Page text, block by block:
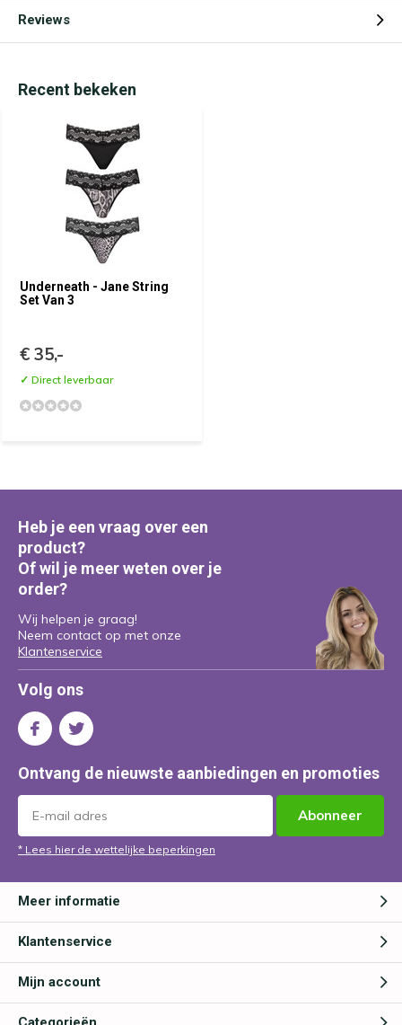
Reviews
Recent bekeken
Underneath - Jane String
Set Van 3
€ 35,-
✓ Direct leverbaar
Heb je een vraag over een
product?
Of wil je meer weten over je
order?
Wij helpen je graag!
Neem contact op met onze
Klantenservice
Volg ons
Ontvang de nieuwste aanbiedingen en promoties
Abonneer
* Lees hier de wettelijke beperkingen
Meer informatie
Klantenservice
Mijn account